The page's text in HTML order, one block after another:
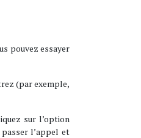
pouvez essayer
(par exemple,
sur l’option
l’appel et